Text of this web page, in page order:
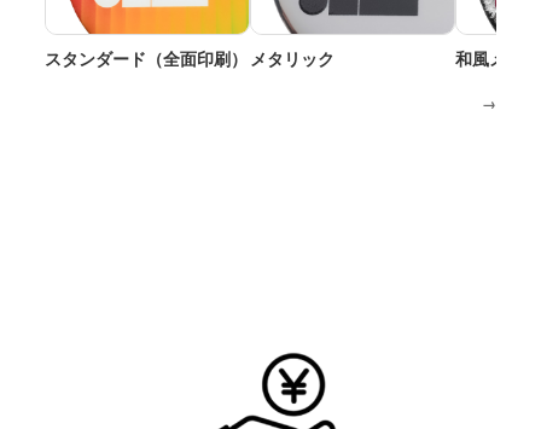
スタンダード（全面印刷） メタリック 和風メタ
→